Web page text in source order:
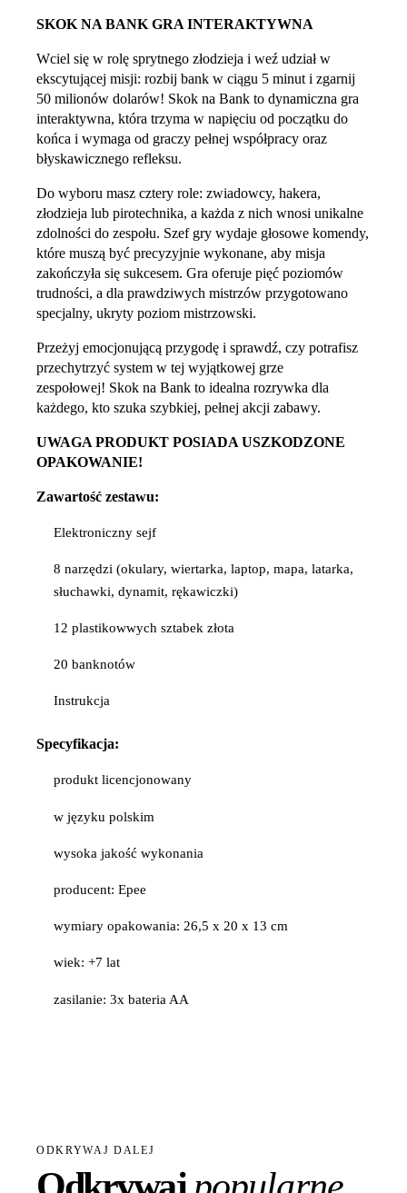
SKOK NA BANK GRA INTERAKTYWNA
Wciel się w rolę sprytnego złodzieja i weź udział w
ekscytującej misji: rozbij bank w ciągu 5 minut i zgarnij
50 milionów dolarów! Skok na Bank to dynamiczna gra
interaktywna, która trzyma w napięciu od początku do
końca i wymaga od graczy pełnej współpracy oraz
błyskawicznego refleksu.
Do wyboru masz cztery role: zwiadowcy, hakera,
złodzieja lub pirotechnika, a każda z nich wnosi unikalne
zdolności do zespołu. Szef gry wydaje głosowe komendy,
które muszą być precyzyjnie wykonane, aby misja
zakończyła się sukcesem. Gra oferuje pięć poziomów
trudności, a dla prawdziwych mistrzów przygotowano
specjalny, ukryty poziom mistrzowski.
Przeżyj emocjonującą przygodę i sprawdź, czy potrafisz
przechytrzyć system w tej wyjątkowej grze
zespołowej! Skok na Bank to idealna rozrywka dla
każdego, kto szuka szybkiej, pełnej akcji zabawy.
UWAGA PRODUKT POSIADA USZKODZONE
OPAKOWANIE!
Zawartość zestawu:
Elektroniczny sejf
8 narzędzi (okulary, wiertarka, laptop, mapa, latarka,
słuchawki, dynamit, rękawiczki)
12 plastikowwych sztabek złota
20 banknotów
Instrukcja
Specyfikacja:
produkt licencjonowany
w języku polskim
wysoka jakość wykonania
producent: Epee
wymiary opakowania: 26,5 x 20 x 13 cm
wiek: +7 lat
zasilanie: 3x bateria AA
ODKRYWAJ DALEJ